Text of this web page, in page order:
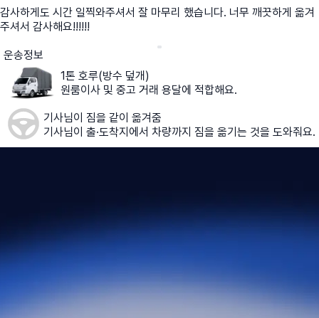
감사하게도 시간 일찍와주셔서 잘 마무리 했습니다. 너무 깨끗하게 옮겨
주셔서 감사해요!!!!!!
운송정보
1톤 호루(방수 덮개)
원룸이사 및 중고 거래 용달에 적합해요.
기사님이 짐을 같이 옮겨줌
기사님이 출·도착지에서 차량까지 짐을 옮기는 것을 도와줘요.